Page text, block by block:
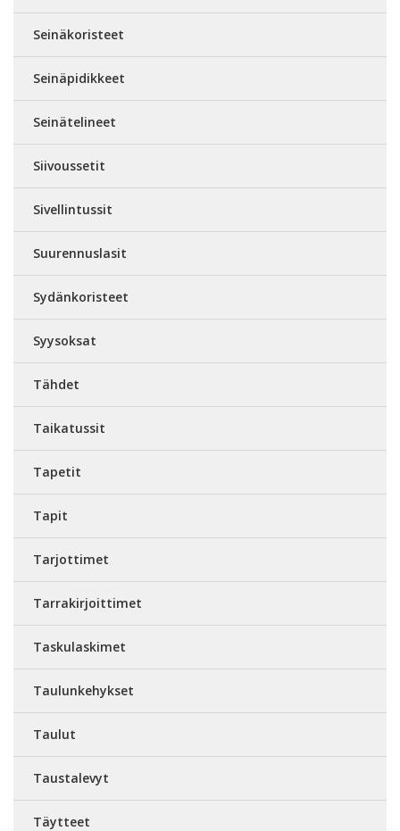
Seinäkoristeet
Seinäpidikkeet
Seinätelineet
Siivoussetit
Sivellintussit
Suurennuslasit
Sydänkoristeet
Syysoksat
Tähdet
Taikatussit
Tapetit
Tapit
Tarjottimet
Tarrakirjoittimet
Taskulaskimet
Taulunkehykset
Taulut
Taustalevyt
Täytteet